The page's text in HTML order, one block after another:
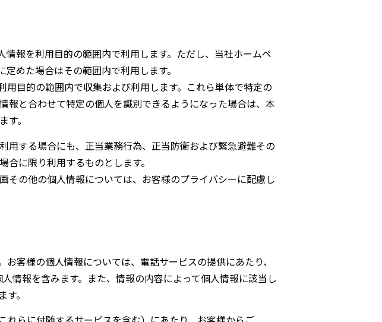
報を利用目的の範囲内で利用します。ただし、当社ホームペ
めた場合はその範囲内で利用します。
目的の範囲内で収集および利用します。これら単体で特定の
と合わせて特定の個人を識別できるようになった場合は、本
。
する場合にも、正当業務行為、正当防衛および緊急避難その
に限り利用するものとします。
の他の個人情報については、お客様のプライバシーに配慮し
客様の個人情報については、電話サービスの提供にあたり、
情報を含みます。また、情報の内容によって個人情報に該当し
。